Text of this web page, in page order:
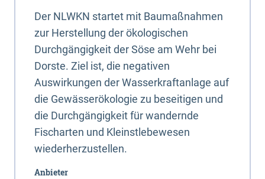
Der NLWKN startet mit Baumaßnahmen
zur Herstellung der ökologischen
Durchgängigkeit der Söse am Wehr bei
Dorste. Ziel ist, die negativen
Auswirkungen der Wasserkraftanlage auf
die Gewässerökologie zu beseitigen und
die Durchgängigkeit für wandernde
Fischarten und Kleinstlebewesen
wiederherzustellen.
Anbieter